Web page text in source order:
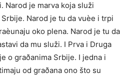
Narod je marva koja služi
Narod je tu da vuèe i trpi
oko plena. Narod je tu da
da mu služi. I Prva i Druga
o graðanima Srbije. I jedna i
od graðana ono što su